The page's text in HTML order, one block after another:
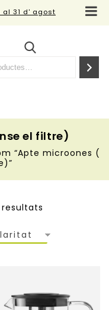
31 d' agost
el filtre)
“Apte microones (